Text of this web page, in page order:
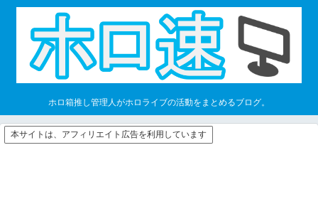
ホロ箱推し管理人がホロライブの活動をまとめるブログ。
本サイトは、アフィリエイト広告を利用しています